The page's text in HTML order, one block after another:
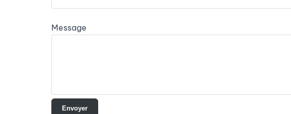
Message